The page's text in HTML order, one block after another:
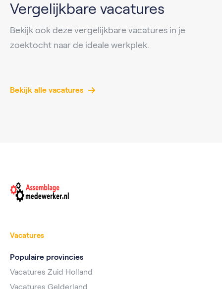
Vergelijkbare vacatures
Bekijk ook deze vergelijkbare vacatures in je
zoektocht naar de ideale werkplek.
Bekijk alle vacatures
Vacatures
Populaire provincies
Vacatures Zuid Holland
Vacatures Gelderland